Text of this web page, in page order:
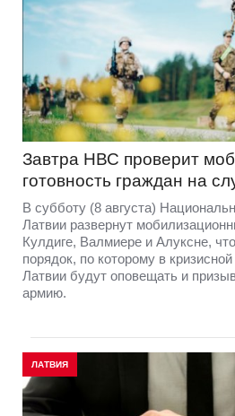
Завтра НВС проверит
готовность граждан на
В субботу (8 августа)
Латвии развернут
Кулдиге, Валмиере и Алуксне,
порядок, по которому в
Латвии будут оповещать и
армию.
ЛАТВИЯ